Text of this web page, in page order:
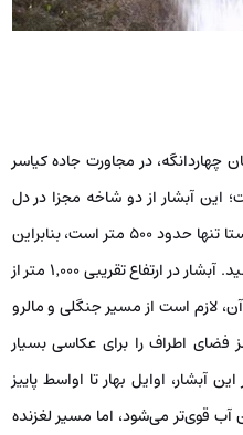
چهاردانگه، در مجاورت جاده کیاسر
آن تقریبا ۴۰ متر است؛ این آبشار از دو شاخه مجزا در دل
جنگل سربرآورده است. فاصله آن تا روستا تنها حدود ۵۰۰ متر است، بنابراین
بخش زیادی از مسیر را باید پیاده طی کنید. آبشار در ارتفاع تقریبی ۱٬۰۰۰ متر از
لازم است از مسیر جنگلی و مالرو
فضای اطراف را برای عکاسی بسیار
آبشار، اوایل بهار تا اواسط پاییز
قوی‌تر می‌شود، اما مسیر لغزنده